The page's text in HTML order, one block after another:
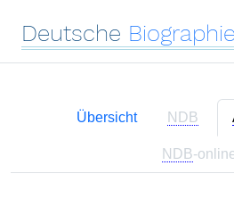
Deutsche Biographie
Übersicht NDB
NDB-